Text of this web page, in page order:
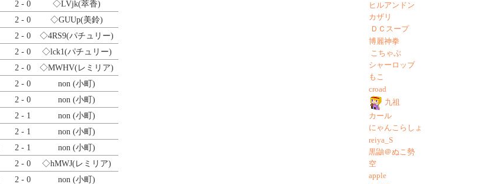
2 - 0 ◇LVjk(萃香)
2 - 0 ◇GUUp(美鈴)
2 - 0 ◇4RS9(パチュリー)
2 - 0 ◇lck1(パチュリー)
2 - 0 ◇MWHV(レミリア)
2 - 0 non (小町)
2 - 0 non (小町)
2 - 1 non (小町)
2 - 1 non (小町)
2 - 1 non (小町)
2 - 0 ◇hMWJ(レミリア)
2 - 0 non (小町)
ヒルアンドン
カザリ
ＤＣスープ
博麗神拳
こちゃぶ
シャーロッブ
もこ
croad
九祖
カール
にゃんこらしょ
reiya_S
黒鼬＠ぬこ勢
空
apple